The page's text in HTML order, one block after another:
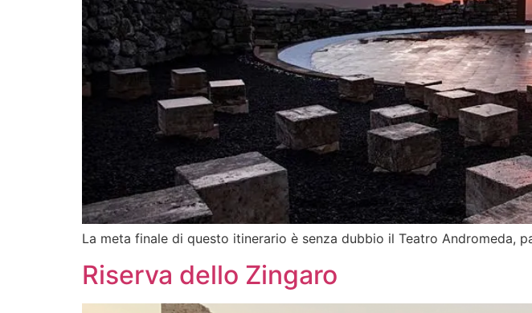
La meta finale di questo itinerario è senza dubbio il Teatro Andromeda,
Riserva dello Zingaro